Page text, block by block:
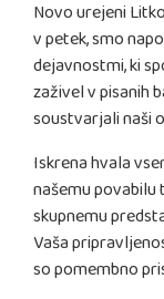
Novo urejeni
v petek, smo
dejavnostmi, ki
zaživel v pisanih
soustvarjali naši
Iskrena hvala
našemu povabilu
skupnemu
Vaša
so pomembno